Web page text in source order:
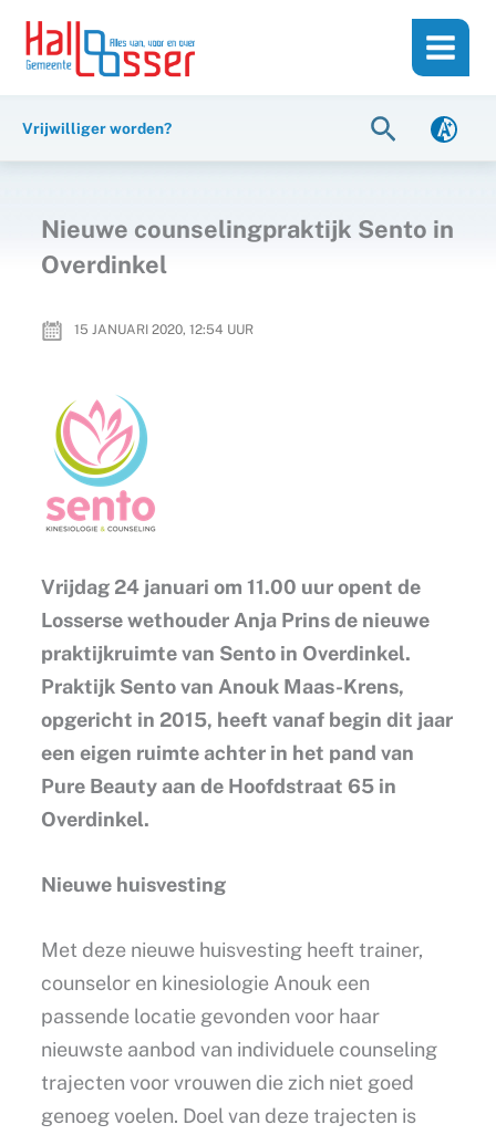
inhoud
naar
Vrijwilliger worden? Zoeken
Nieuwe counselingpraktijk Sento in
Overdinkel
15 JANUARI 2020, 12:54 UUR
Vrijdag 24 januari om 11.00 uur opent de
Losserse wethouder Anja Prins de nieuwe
praktijkruimte van Sento in Overdinkel.
Praktijk Sento van Anouk Maas-Krens,
opgericht in 2015, heeft vanaf begin dit jaar
een eigen ruimte achter in het pand van
Pure Beauty aan de Hoofdstraat 65 in
Overdinkel.
Nieuwe huisvesting
Met deze nieuwe huisvesting heeft trainer,
counselor en kinesiologie Anouk een
passende locatie gevonden voor haar
nieuwste aanbod van individuele counseling
trajecten voor vrouwen die zich niet goed
genoeg voelen. Doel van deze trajecten is